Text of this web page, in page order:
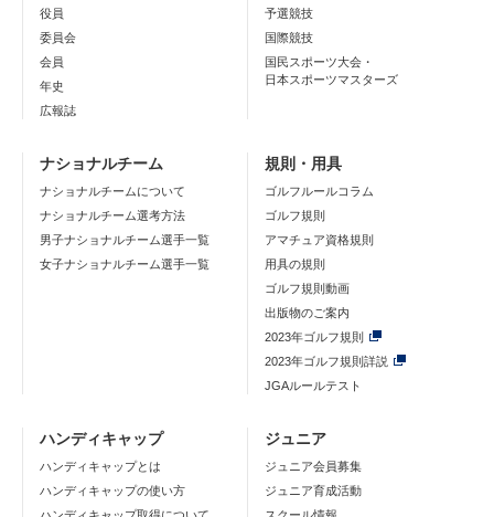
役員
委員会
会員
年史
広報誌
予選競技
国際競技
国民スポーツ大会・
日本スポーツマスターズ
ナショナルチーム
ナショナルチームについて
ナショナルチーム選考方法
男子ナショナルチーム選手一覧
女子ナショナルチーム選手一覧
規則・用具
ゴルフルールコラム
ゴルフ規則
アマチュア資格規則
用具の規則
ゴルフ規則動画
出版物のご案内
2023年ゴルフ規則
2023年ゴルフ規則詳説
JGAルールテスト
ハンディキャップ
ハンディキャップとは
ハンディキャップの使い方
ジュニア
ジュニア会員募集
ジュニア育成活動